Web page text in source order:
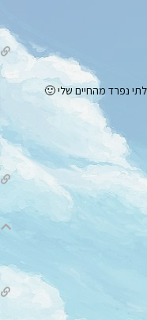
נפרד מהחיים שלי 🙂